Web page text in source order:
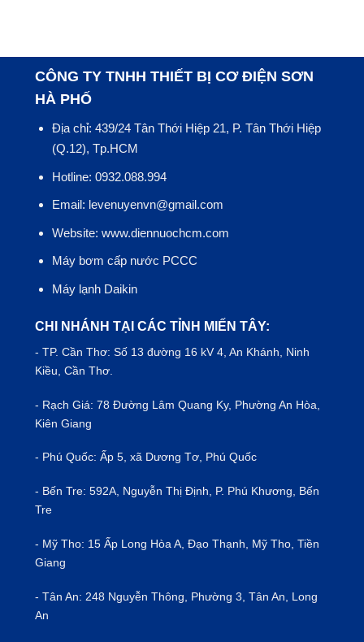
CÔNG TY TNHH THIẾT BỊ CƠ ĐIỆN SƠN
HÀ PHỐ
Địa chỉ: 439/24 Tân Thới Hiệp 21, P. Tân Thới Hiệp
(Q.12), Tp.HCM
Hotline: 0932.088.994
Email: levenuyenvn@gmail.com
Website: www.diennuochcm.com
Máy bơm cấp nước PCCC
Máy lạnh Daikin
CHI NHÁNH TẠI CÁC TỈNH MIẾN TÂY:
- TP.Cần Thơ: Số 13 đường 16 kV 4, An Khánh, Ninh
Kiều, Cần Thơ.
- Rạch Giá: 78 Đường Lâm Quang Ky, Phường An Hòa,
Kiên Giang
- Phú Quốc: Ấp 5, xã Dương Tơ, Phú Quốc
- Bến Tre: 592A, Nguyễn Thị Định, P. Phú Khương, Bến
Tre
- Mỹ Tho: 15 Ấp Long Hòa A, Đạo Thạnh, Mỹ Tho, Tiền
Giang
- Tân An: 248 Nguyễn Thông, Phường 3, Tân An, Long
An